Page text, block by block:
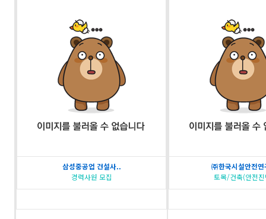
삼성중공업 건설사..
경력사원 모집
㈜한국시설안전
토목/건축(안전